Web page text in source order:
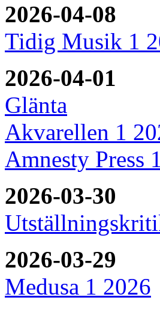
2026-04-08
Tidig Musik 1
2026-04-01
Glänta
Akvarellen 1
Amnesty Press
2026-03-30
2026-03-29
Medusa 1 2026